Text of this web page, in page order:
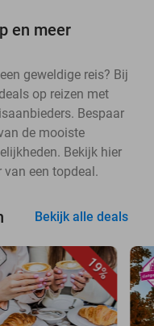
en meer
geweldige reis? Bij
op reizen met
Bespaar
de mooiste
Bekijk hier
van een topdeal.
Bekijk alle deals
19%